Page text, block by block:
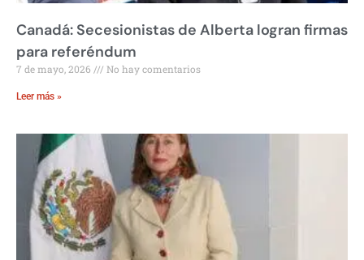
Canadá: Secesionistas de Alberta logran firmas
para referéndum
7 de mayo, 2026 No hay comentarios
Leer más »